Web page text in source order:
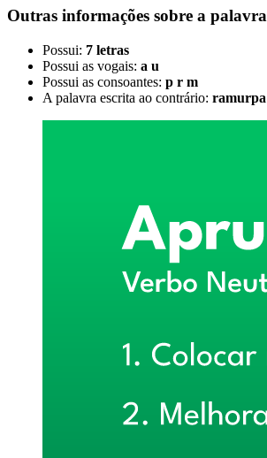
Outras informações sobre a palavra
Possui: 7 letras
Possui as vogais: a u
Possui as consoantes: p r m
A palavra escrita ao contrário: ramurpa